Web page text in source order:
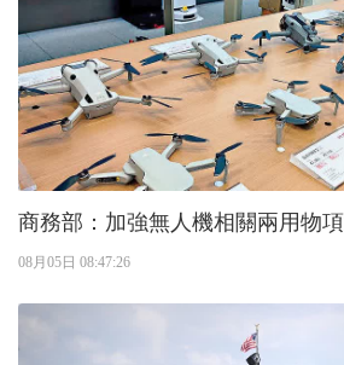
商務部：加強無人機相關兩用物
08月05日 08:47:26